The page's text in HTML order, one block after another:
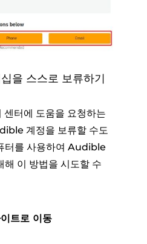
을 스스로 보류하기
터에 도움을 요청하는
계정을 보류할 수도
터를 사용하여 Audible
해 이 방법을 시도할 수
트로 이동